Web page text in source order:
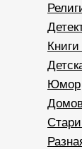
Юмор